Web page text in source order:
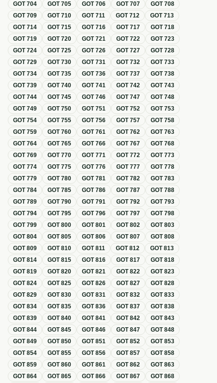
GOT704 GOT705 GOT706 GOT707 GOT708
GOT709 GOT710 GOT711 GOT712 GOT713
GOT714 GOT715 GOT716 GOT717 GOT718
GOT719 GOT720 GOT721 GOT722 GOT723
GOT724 GOT725 GOT726 GOT727 GOT728
GOT729 GOT730 GOT731 GOT732 GOT733
GOT734 GOT735 GOT736 GOT737 GOT738
GOT739 GOT740 GOT741 GOT742 GOT743
GOT744 GOT745 GOT746 GOT747 GOT748
GOT749 GOT750 GOT751 GOT752 GOT753
GOT754 GOT755 GOT756 GOT757 GOT758
GOT759 GOT760 GOT761 GOT762 GOT763
GOT764 GOT765 GOT766 GOT767 GOT768
GOT769 GOT770 GOT771 GOT772 GOT773
GOT774 GOT775 GOT776 GOT777 GOT778
GOT779 GOT780 GOT781 GOT782 GOT783
GOT784 GOT785 GOT786 GOT787 GOT788
GOT789 GOT790 GOT791 GOT792 GOT793
GOT794 GOT795 GOT796 GOT797 GOT798
GOT799 GOT800 GOT801 GOT802 GOT803
GOT804 GOT805 GOT806 GOT807 GOT808
GOT809 GOT810 GOT811 GOT812 GOT813
GOT814 GOT815 GOT816 GOT817 GOT818
GOT819 GOT820 GOT821 GOT822 GOT823
GOT824 GOT825 GOT826 GOT827 GOT828
GOT829 GOT830 GOT831 GOT832 GOT833
GOT834 GOT835 GOT836 GOT837 GOT838
GOT839 GOT840 GOT841 GOT842 GOT843
GOT844 GOT845 GOT846 GOT847 GOT848
GOT849 GOT850 GOT851 GOT852 GOT853
GOT854 GOT855 GOT856 GOT857 GOT858
GOT859 GOT860 GOT861 GOT862 GOT863
GOT864 GOT865 GOT866 GOT867 GOT868